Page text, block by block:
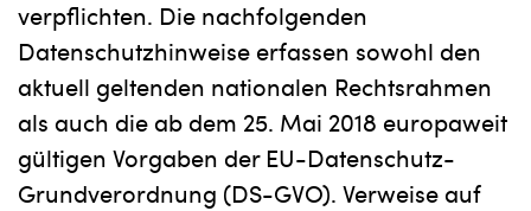
verpflichten. Die nachfolgenden
Datenschutzhinweise erfassen sowohl den
aktuell geltenden nationalen Rechtsrahmen
als auch die ab dem 25. Mai 2018 europaweit
gültigen Vorgaben der EU-Datenschutz-
Grundverordnung (DS-GVO). Verweise auf